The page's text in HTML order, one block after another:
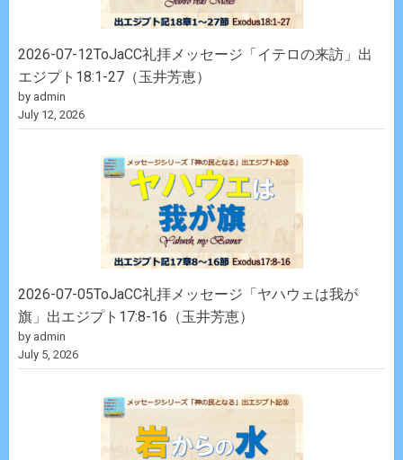
2026-07-12ToJaCC礼拝メッセージ「イテロの来訪」出
エジプト18:1-27（玉井芳恵）
by admin
July 12, 2026
2026-07-05ToJaCC礼拝メッセージ「ヤハウェは我が
旗」出エジプト17:8-16（玉井芳恵）
by admin
July 5, 2026